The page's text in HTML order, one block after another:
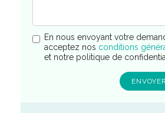
En nous envoyant votre
acceptez nos conditions
et notre politique de